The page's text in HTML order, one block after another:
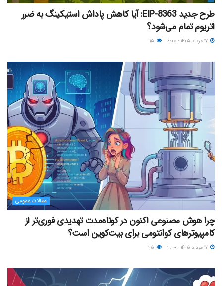
طرح جدید EIP-8363: آیا کاهش پاداش استیکینگ به ضرر
اتریوم تمام می‌شود؟
مقالات عمومی
چرا هوش مصنوعی اکنون در کوتاه‌مدت تهدیدی فوری‌تر از
کامپیوترهای کوانتومی برای بیت‌کوین است؟